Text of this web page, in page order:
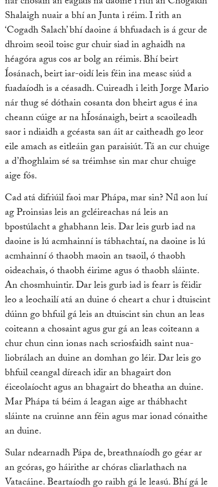
Shalaigh nuair a bhí an Junta i réim. I rith an
‘Cogadh Salach’ bhí daoine á bhfuadach is á gcur de
dhroim seoil toisc gur chuir siad in aghaidh na
héagóra agus cos ar bolg an réimis. Bhí beirt
Íosánach, beirt iar-oidí leis féin ina measc siúd a
fuadaíodh is a céasadh. Cuireadh i leith Jorge Mario
nár thug sé dóthain cosanta don bheirt agus é ina
cheann cúige ar na hÍosánaigh, beirt a scaoileadh
saor i ndiaidh a gcéasta san áit ar caitheadh go leor
eile amach as eitleáin gan paraisiút. Tá an cur chuige
a d’fhoghlaim sé sa tréimhse sin mar chur chuige
aige fós.
Cad atá difriúil faoi mar Phápa, mar sin? Níl aon luí
ag Proinsias leis an gcléireachas ná leis an
bpostúlacht a ghabhann leis. Dar leis gurb iad na
daoine is lú acmhainní is tábhachtaí, na daoine is lú
acmhainní ó thaobh maoin an tsaoil, ó thaobh
oideachais, ó thaobh éirime agus ó thaobh sláinte.
An chosmhuintir. Dar leis gurb iad is fearr is féidir
leo a leochailí atá an duine ó cheart a chur i dtuiscint
dúinn go bhfuil gá leis an dtuiscint sin chun an leas
coiteann a chosaint agus gur gá an leas coiteann a
chur chun cinn ionas nach scriosfaidh saint nua-
liobrálach an duine an domhan go léir. Dar leis go
bhfuil ceangal díreach idir an bhagairt don
éiceolaíocht agus an bhagairt do bheatha an duine.
Mar Phápa tá béim á leagan aige ar thábhacht
sláinte na cruinne ann féin agus mar ionad cónaithe
an duine.
Sular ndearnadh Pápa de, breathnaíodh go géar ar
an gcóras, go háirithe ar chóras cliarlathach na
Vatacáine. Beartaíodh go raibh gá le leasú. Bhí gá le